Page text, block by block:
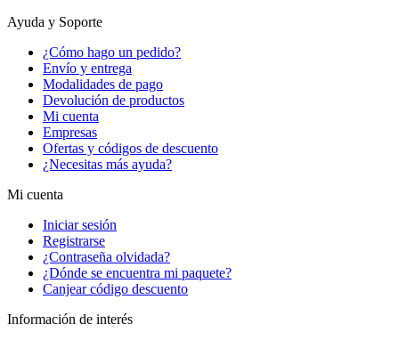
Ayuda y Soporte
¿Cómo hago un pedido?
Envío y entrega
Modalidades de pago
Devolución de productos
Mi cuenta
Empresas
Ofertas y códigos de descuento
¿Necesitas más ayuda?
Mi cuenta
Iniciar sesión
Registrarse
¿Contraseña olvidada?
¿Dónde se encuentra mi paquete?
Canjear código descuento
Información de interés